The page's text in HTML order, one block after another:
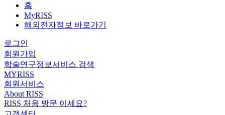
홈
MyRISS
해외전자정보 바로가기
로그인
회원가입
학술연구정보서비스 검색
MYRISS
회원서비스
About RISS
RISS 처음 방문 이세요?